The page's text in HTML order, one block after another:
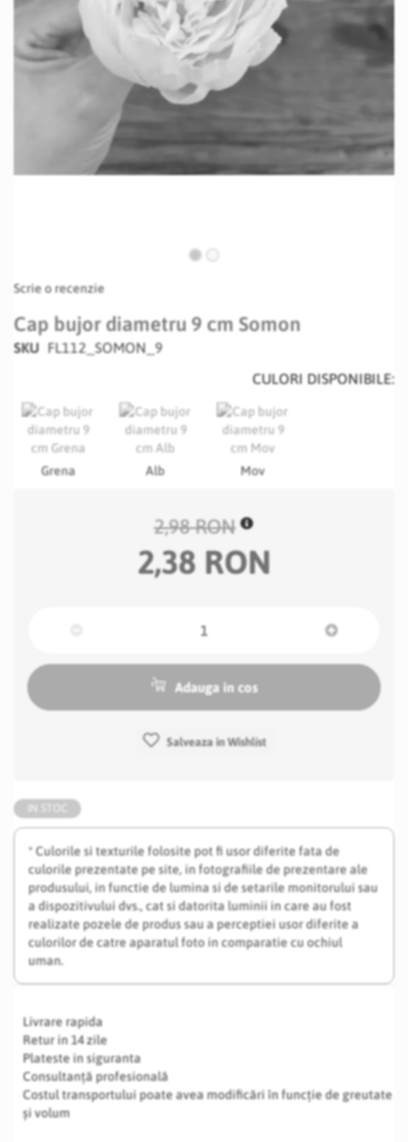
to
beginning
of
gallery
Scrie o recenzie
Cap bujor diametru 9 cm Somon
SKU FL112_SOMON_9
* Culorile si texturile folosite pot fi usor diferite fata de
culorile prezentate pe site, in fotografiile de prezentare ale
produsului, in functie de lumina si de setarile monitorului sau
a dispozitivului dvs., cat si datorita luminii in care au fost
realizate pozele de produs sau a perceptiei usor diferite a
culorilor de catre aparatul foto in comparatie cu ochiul
uman.
Livrare rapida
Retur in 14 zile
Plateste in siguranta
Consultanță profesională
Costul transportului poate avea modificări în funcție de greutate
și volum
CULORI DISPONIBILE:
Grena Alb Mov
2,98 RON
2,38 RON
Adauga in cos
Salveaza in Wishlist